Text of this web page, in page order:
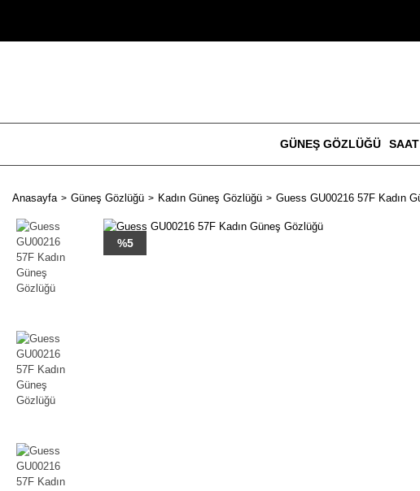
GÜNEŞ GÖZLÜĞÜ SAAT
Anasayfa Güneş Gözlüğü Kadın Güneş Gözlüğü Guess GU00216 57F Kadın
%5